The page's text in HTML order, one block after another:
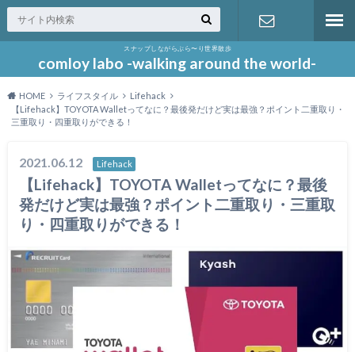
スナップしながらぶら〜り世界散歩
comloy labo -walking around the world-
お問い合わ
HOME ライフスタイル
Lifehack
【Lifehack】TOYOTA Walletってなに？最後発だけど実は最強？ポイント二重取り・
三重取り・四重取りができる！
2021.06.12 Lifehack
【Lifehack】TOYOTA Walletってなに？最後
発だけど実は最強？ポイント二重取り・三重取
り・四重取りができる！